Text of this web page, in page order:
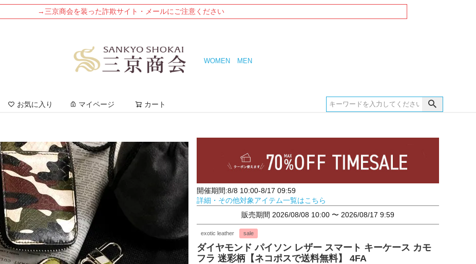
→三京商会を装った詐欺サイト・メールにご注意ください
WOMEN MEN
お気に入り マイページ カート
開催期間:8/8 10:00-8/17 09:59
詳細・その他対象アイテム一覧はこちら
販売期間 2026/08/08 10:00 〜 2026/08/17 9:59
exotic leather sale
ダイヤモンド パイソン レザー スマート キーケース カモ
フラ 迷彩柄【ネコポスで送料無料】 4FA